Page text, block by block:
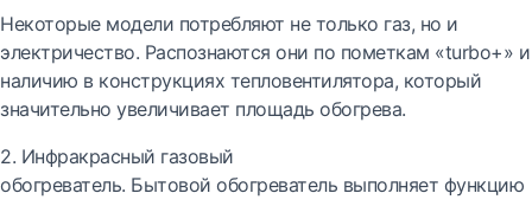
Некоторые модели потребляют не только газ, но и
электричество. Распознаются они по пометкам «turbo+» и
наличию в конструкциях тепловентилятора, который
значительно увеличивает площадь обогрева.
2. Инфракрасный газовый
обогреватель. Бытовой обогреватель выполняет функцию